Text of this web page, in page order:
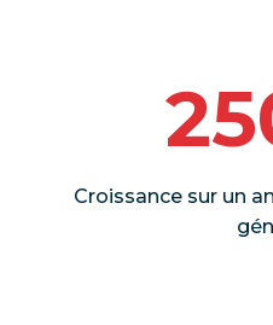
Croissance sur un